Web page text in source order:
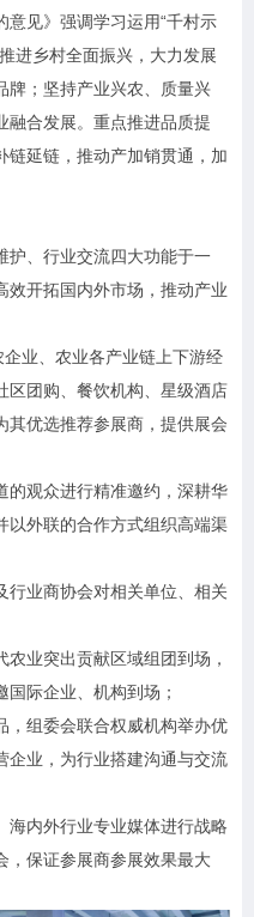
见》强调学习运用“千村示
进乡村全面振兴，大力发展
牌；坚持产业兴农、质量兴
融合发展。重点推进品质提
链延链，推动产加销贯通，加
护、行业交流四大功能于一
效开拓国内外市场，推动产业
业、农业各产业链上下游经
区团购、餐饮机构、星级酒店
其优选推荐参展商，提供展会
的观众进行精准邀约，深耕华
以外联的合作方式组织高端渠
行业商协会对相关单位、相关
业突出贡献区域组团到场，
国际企业、机构到场；
，组委会联合权威机构举办优
企业，为行业搭建沟通与交流
海内外行业专业媒体进行战略
，保证参展商参展效果最大